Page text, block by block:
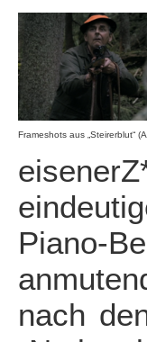
Frameshots aus „Steirerblut“
Piano-
nach